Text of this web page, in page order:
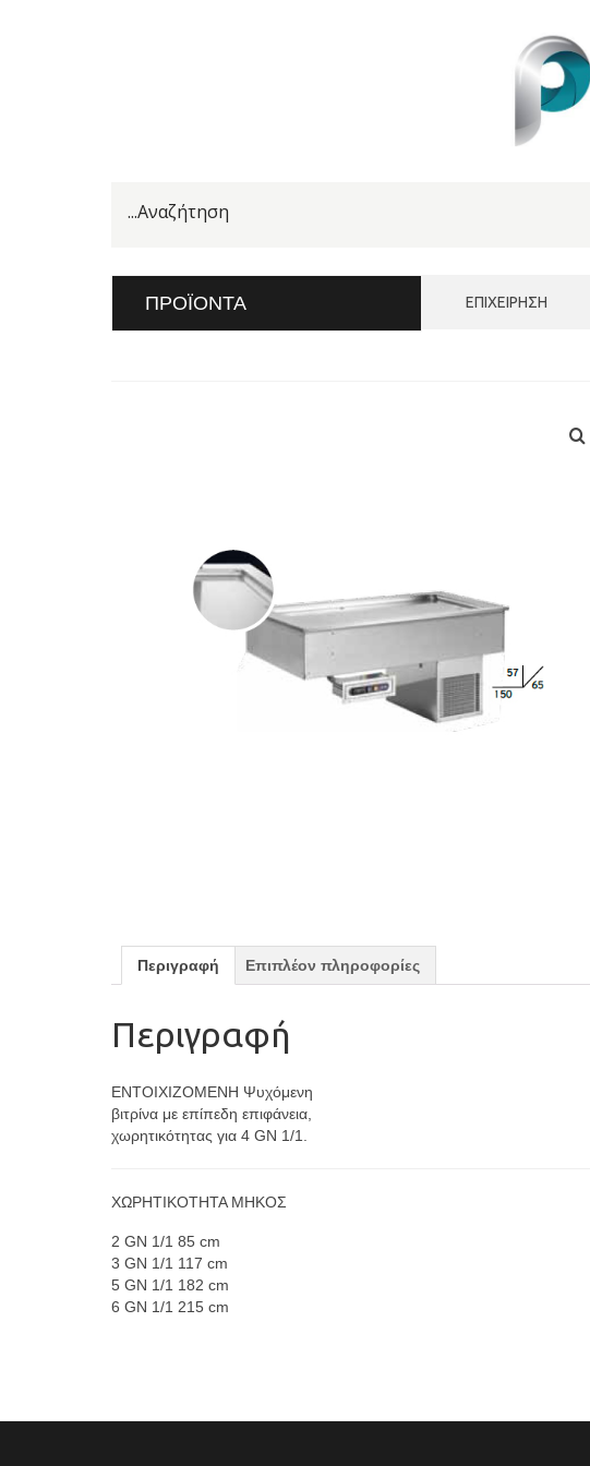
ΠΡΟΪΌΝΤΑ ΕΠΙΧΕΊΡΗΣΗ
Περιγραφή Επιπλέον πληροφορίες
Περιγραφή
ENTOIXIZOMENH Ψυχόμενη
βιτρίνα με επίπεδη επιφάνεια,
χωρητικότητας για 4 GN 1/1.
XΩΡΗΤΙΚΟΤΗΤΑ ΜΗΚΟΣ
2 GN 1/1 85 cm
3 GN 1/1 117 cm
5 GN 1/1 182 cm
6 GN 1/1 215 cm